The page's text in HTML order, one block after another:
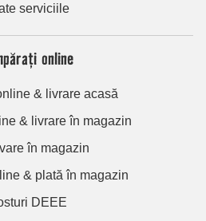
serviciile
online
& livrare acasă
& livrare în magazin
în magazin
& plată în magazin
DEEE